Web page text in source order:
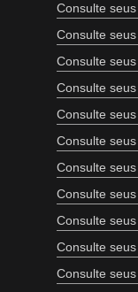
Consulte
Consulte
Consulte
Consulte
Consulte
Consulte
Consulte
Consulte
Consulte
Consulte
Consulte